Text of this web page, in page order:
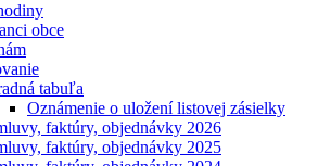
obce
tabuľa
Oznámenie o uložení listovej zásielky
faktúry, objednávky 2026
faktúry, objednávky 2025